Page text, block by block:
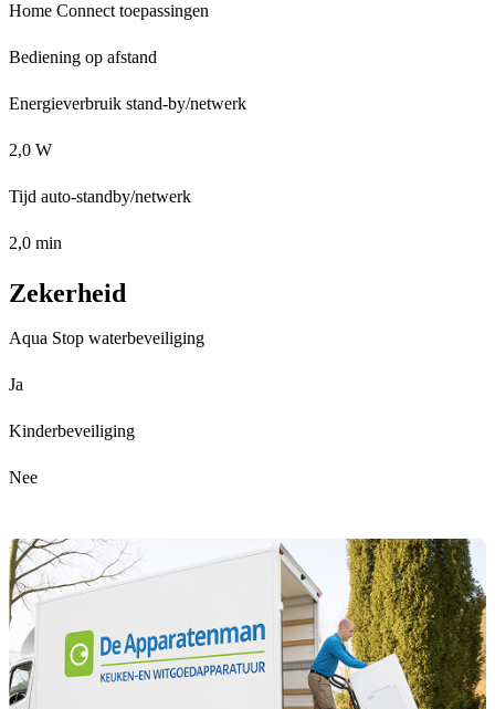
Home Connect toepassingen
Bediening op afstand
Energieverbruik stand-by/netwerk
2,0 W
Tijd auto-standby/netwerk
2,0 min
Zekerheid
Aqua Stop waterbeveiliging
Ja
Kinderbeveiliging
Nee